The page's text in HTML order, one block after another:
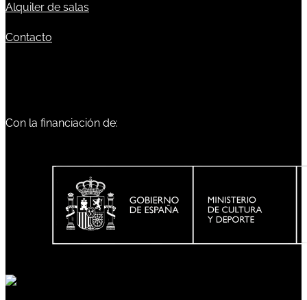
Alquiler de salas
Contacto
Con la financiación de: